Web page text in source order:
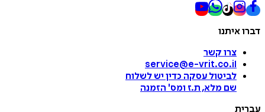
דברו איתנו
צרו קשר
service@e-vrit.co.il
לביטול עסקה כדין יש לשלוח
שם מלא, ת.ז ומס' הזמנה
עברית